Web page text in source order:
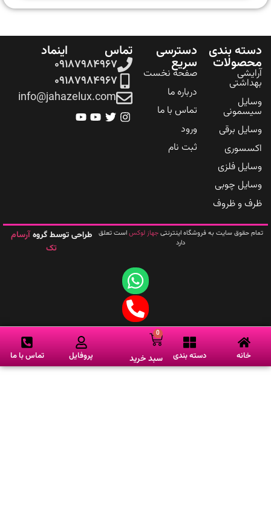
سایت به فروشگاه اینترنتیجهاز لوکساست تعلق
طراحی توسط گروهآرسام
بندی
برقی
فلزی
چوبی
و ظروف
دسترسی
سریع
صفحه نخست
درباره ما
تماس با ما
ثبت نام
تماس
۰۹۱۸۷۹۸۴۹۶۷
۰۹۱۸۷۹۸۴۹۶۷
info@jahazelux.com
اینماد
تماس با ما پروفایل سبد خرید دسته بندی